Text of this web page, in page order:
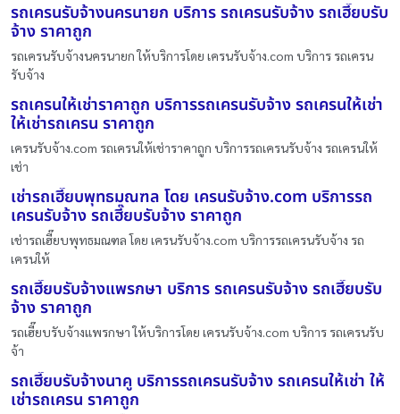
รถเครนรับจ้างนครนายก บริการ รถเครนรับจ้าง รถเฮี๊ยบรับ
จ้าง ราคาถูก
รถเครนรับจ้างนครนายก ให้บริการโดย เครนรับจ้าง.com บริการ รถเครน
รับจ้าง
รถเครนให้เช่าราคาถูก บริการรถเครนรับจ้าง รถเครนให้เช่า
ให้เช่ารถเครน ราคาถูก
เครนรับจ้าง.com รถเครนให้เช่าราคาถูก บริการรถเครนรับจ้าง รถเครนให้
เช่า
เช่ารถเฮี๊ยบพุทธมณฑล โดย เครนรับจ้าง.com บริการรถ
เครนรับจ้าง รถเฮี๊ยบรับจ้าง ราคาถูก
เช่ารถเฮี๊ยบพุทธมณฑล โดย เครนรับจ้าง.com บริการรถเครนรับจ้าง รถ
เครนให้
รถเฮี๊ยบรับจ้างแพรกษา บริการ รถเครนรับจ้าง รถเฮี๊ยบรับ
จ้าง ราคาถูก
รถเฮี๊ยบรับจ้างแพรกษา ให้บริการโดย เครนรับจ้าง.com บริการ รถเครนรับ
จ้า
รถเฮี๊ยบรับจ้างนาคู บริการรถเครนรับจ้าง รถเครนให้เช่า ให้
เช่ารถเครน ราคาถูก